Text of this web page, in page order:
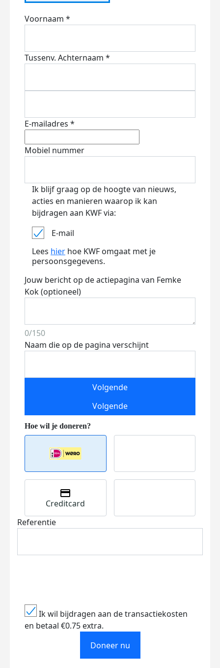
Voornaam *
Tussenv. Achternaam *
E-mailadres *
Mobiel nummer
Ik blijf graag op de hoogte van nieuws,
acties en manieren waarop ik kan
bijdragen aan KWF via:
E-mail
Lees hier hoe KWF omgaat met je
persoonsgegevens.
Jouw bericht op de actiepagina van Femke
Kok (optioneel)
0/150
Naam die op de pagina verschijnt
Volgende
Volgende
Creditcard
Referentie
Ik wil bijdragen aan de transactiekosten
en betaal €0.75 extra.
Doneer nu